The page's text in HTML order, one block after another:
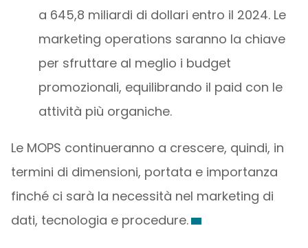
a 645,8 miliardi di dollari entro il 2024. Le
marketing operations saranno la chiave
per sfruttare al meglio i budget
promozionali, equilibrando il paid con le
attività più organiche.
Le MOPS continueranno a crescere, quindi, in
termini di dimensioni, portata e importanza
finché ci sarà la necessità nel marketing di
dati, tecnologia e procedure.